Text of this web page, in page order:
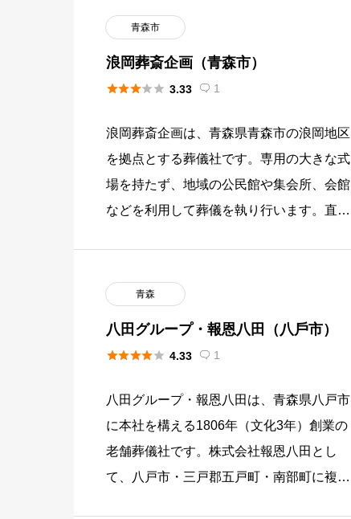
青森市
浪岡葬斎企画（青森市）
 3.33  1
浪岡葬斎企画は、青森県青森市の浪岡地区
を拠点とする葬儀社です。専用の大きな式
場を持たず、地域の公民館や集会所、会館
などを利用して葬儀を執り行います。直葬
青森
八田グループ・報恩八田（⼋⼾市）
 4.33  1
八田グループ・報恩八田は、青森県八戸市
に本社を構える1806年（文化3年）創業の
老舗葬儀社です。株式会社報恩八田とし
て、八戸市・三戸郡五戸町・南部町に複数